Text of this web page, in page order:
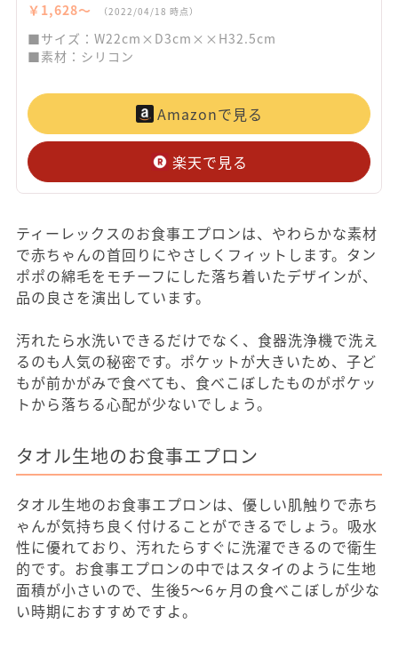
￥1,628〜 （2022/04/18 時点）
■サイズ：W22cm×D3cm××H32.5cm
■素材：シリコン
Amazonで見る
楽天で見る
ティーレックスのお食事エプロンは、やわらかな素材
で赤ちゃんの首回りにやさしくフィットします。タン
ポポの綿毛をモチーフにした落ち着いたデザインが、
品の良さを演出しています。
汚れたら水洗いできるだけでなく、食器洗浄機で洗え
るのも人気の秘密です。ポケットが大きいため、子ど
もが前かがみで食べても、食べこぼしたものがポケッ
トから落ちる心配が少ないでしょう。
タオル生地のお食事エプロン
タオル生地のお食事エプロンは、優しい肌触りで赤ち
ゃんが気持ち良く付けることができるでしょう。吸水
性に優れており、汚れたらすぐに洗濯できるので衛生
的です。お食事エプロンの中ではスタイのように生地
面積が小さいので、生後5～6ヶ月の食べこぼしが少な
い時期におすすめですよ。